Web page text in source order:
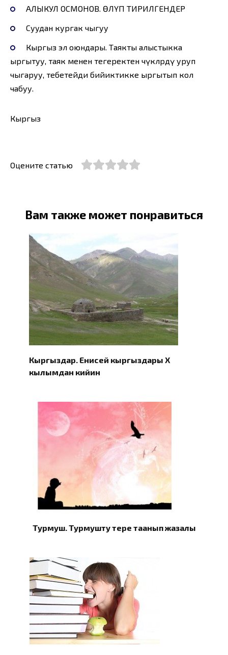
АЛЫКУЛ ОСМОНОВ. ӨЛҮП ТИРИЛГЕНДЕР
Суудан кургак чыгуу
Кыргыз эл оюндары. Таякты алыстыкка
ыргытуу, таяк менен тегеректен чүкөлөрдү уруп
чыгаруу, тебетейди бийиктикке ыргытып кол
чабуу.
Кыргыз
Оцените статью
Вам также может понравиться
Кыргыздар. Eнисей кыргыздары X
кылымдан кийин
Турмуш. Турмушту терең таанып жазалы